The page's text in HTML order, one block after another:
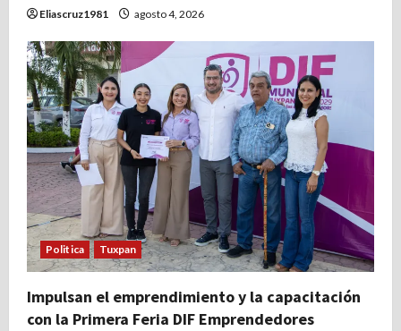
Eliascruz1981 agosto 4, 2026
Politica Tuxpan
Impulsan el emprendimiento y la capacitación
con la Primera Feria DIF Emprendedores